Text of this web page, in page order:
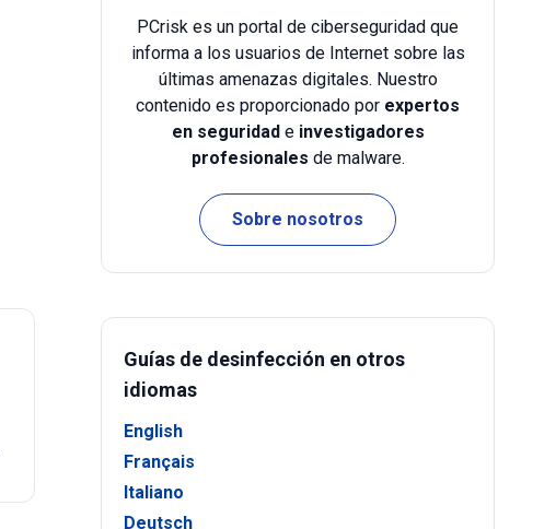
PCrisk es un portal de ciberseguridad que
informa a los usuarios de Internet sobre las
últimas amenazas digitales. Nuestro
contenido es proporcionado por expertos
en seguridade investigadores
profesionales de malware.
Sobre nosotros
Guías de desinfección en otros
idiomas
English
Français
Italiano
Deutsch